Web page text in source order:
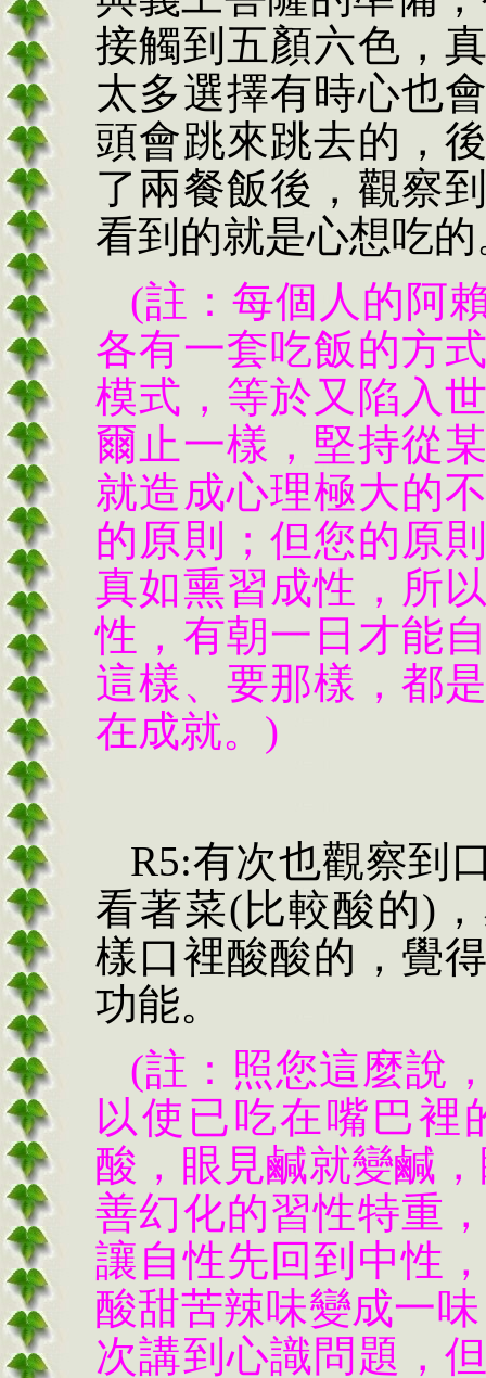
接觸到五顏六色，
太多選擇有時心也
頭會跳來跳去的，
了兩餐飯後，觀察
看到的就是心想吃的
(註：每個人的阿
各有一套吃飯的方
模式，等於又陷入
爾止一樣，堅持從
就造成心理極大的
的原則；但您的原
真如熏習成性，所
性，有朝一日才能
這樣、要那樣，都
在成就。)
R5:有次也觀察到
看著菜(比較酸的)
樣口裡酸酸的，覺
功能。
(註：照您這麼說
以使已吃在嘴巴裡
酸，眼見鹹就變鹹
善幻化的習性特重
讓自性先回到中性
酸甜苦辣味變成一
次講到心識問題，